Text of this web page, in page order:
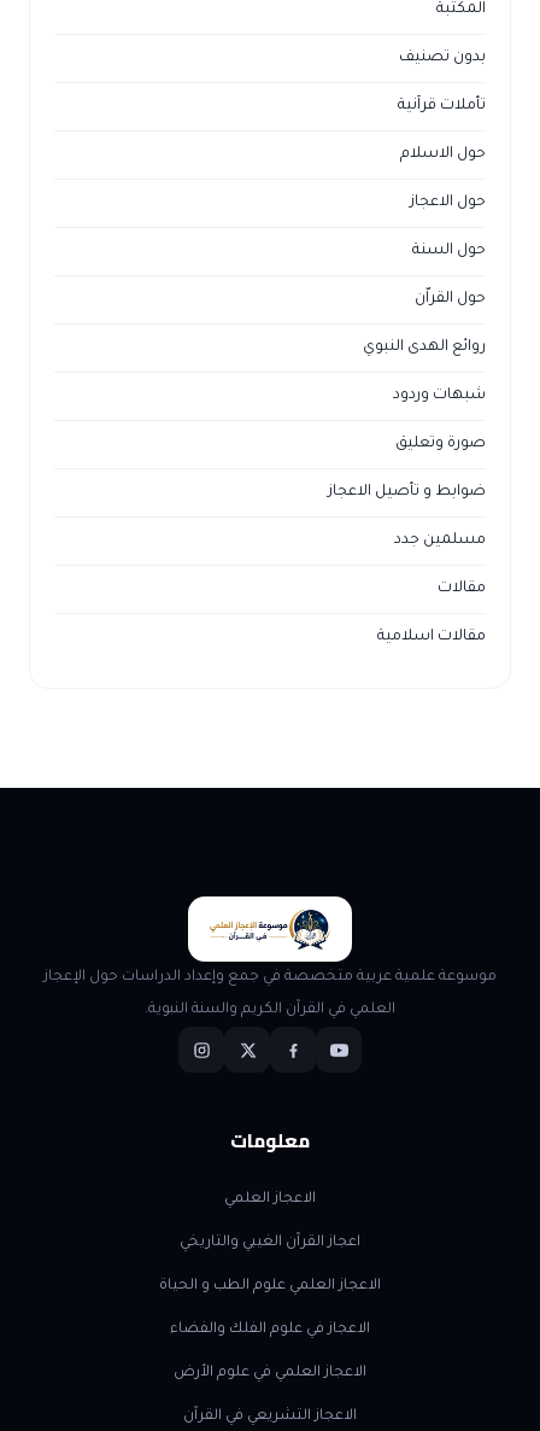
المكتبة
بدون تصنيف
تأملات قرآنية
حول الاسلام
حول الاعجاز
حول السنة
حول القراّن
روائع الهدى النبوي
شبهات وردود
صورة وتعليق
ضوابط و تأصيل الاعجاز
مسلمين جدد
مقالات
مقالات اسلامية
موسوعة علمية عربية متخصصة في جمع وإعداد الدراسات حول الإعجاز
العلمي في القرآن الكريم والسنة النبوية.
معلومات
الاعجاز العلمي
اعجاز القرآن الغيبي والتاريخي
الاعجاز العلمي علوم الطب و الحياة
الاعجاز في علوم الفلك والفضاء
الاعجاز العلمي في علوم الأرض
الاعجاز التشريعي في القرآن